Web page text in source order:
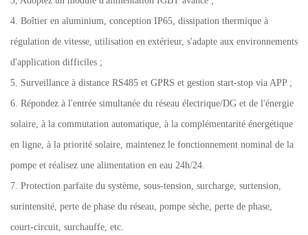
4. Boîtier en aluminium, conception IP65, dissipation thermique à
régulation de vitesse, utilisation en extérieur, s'adapte aux environnements
d'application difficiles ;
5. Surveillance à distance RS485 et GPRS et gestion start-stop via APP ;
6. Répondez à l'entrée simultanée du réseau électrique/DG et de l'énergie
solaire, à la commutation automatique, à la complémentarité énergétique
en ligne, à la priorité solaire, maintenez le fonctionnement nominal de la
pompe et réalisez une alimentation en eau 24h/24.
7. Protection parfaite du système, sous-tension, surcharge, surtension,
surintensité, perte de phase du réseau, pompe sèche, perte de phase,
court-circuit, surchauffe, etc.